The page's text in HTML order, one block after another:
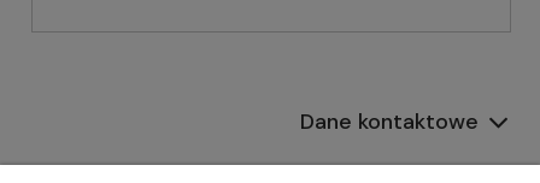
Dane kontaktowe
Informacje